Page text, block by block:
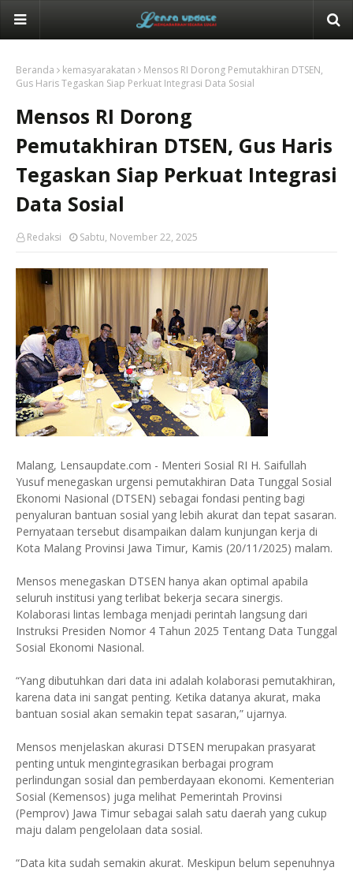
Beranda kemasyarakatan
Mensos RI Dorong Pemutakhiran DTSEN,
Gus Haris Tegaskan Siap Perkuat Integrasi Data Sosial
Mensos RI Dorong
Pemutakhiran DTSEN, Gus Haris
Tegaskan Siap Perkuat Integrasi
Data Sosial
Redaksi Sabtu, November 22, 2025
Malang, Lensaupdate.com - Menteri Sosial RI H. Saifullah
Yusuf menegaskan urgensi pemutakhiran Data Tunggal Sosial
Ekonomi Nasional (DTSEN) sebagai fondasi penting bagi
penyaluran bantuan sosial yang lebih akurat dan tepat sasaran.
Pernyataan tersebut disampaikan dalam kunjungan kerja di
Kota Malang Provinsi Jawa Timur, Kamis (20/11/2025) malam.
Mensos menegaskan DTSEN hanya akan optimal apabila
seluruh institusi yang terlibat bekerja secara sinergis.
Kolaborasi lintas lembaga menjadi perintah langsung dari
Instruksi Presiden Nomor 4 Tahun 2025 Tentang Data Tunggal
Sosial Ekonomi Nasional.
“Yang dibutuhkan dari data ini adalah kolaborasi pemutakhiran,
karena data ini sangat penting. Ketika datanya akurat, maka
bantuan sosial akan semakin tepat sasaran,” ujarnya.
Mensos menjelaskan akurasi DTSEN merupakan prasyarat
penting untuk mengintegrasikan berbagai program
perlindungan sosial dan pemberdayaan ekonomi. Kementerian
Sosial (Kemensos) juga melihat Pemerintah Provinsi
(Pemprov) Jawa Timur sebagai salah satu daerah yang cukup
maju dalam pengelolaan data sosial.
“Data kita sudah semakin akurat. Meskipun belum sepenuhnya